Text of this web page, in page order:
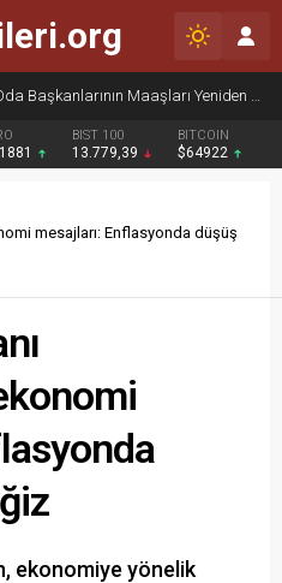
Yıllanan Sendika ve Oda Başkanlarının Maaşları Yeniden Gündemde
BIST 100
13.779,39
BITCOIN
$64922
mesajları: Enflasyonda düşüş
ekonomiye yönelik